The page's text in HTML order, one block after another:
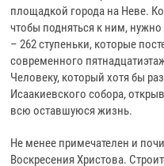
площадкой города на Неве.
чтобы подняться к ним, нужно
– 262 ступеньки, которые
современного
Человеку, который хотя бы
Исаакиевского собора,
всю оставшуюся жизнь.
Не менее примечателен и
Воскресения Христова.